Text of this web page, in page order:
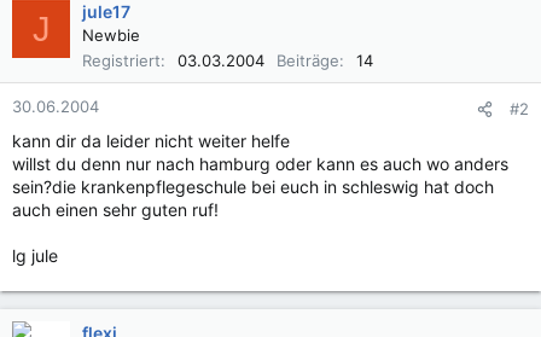
J jule17
Newbie
Registriert
03.03.2004 Beiträge 14
30.06.2004 #2
kann dir da leider nicht weiter helfe
willst du denn nur nach hamburg oder kann es auch wo anders
sein?die krankenpflegeschule bei euch in schleswig hat doch
auch einen sehr guten ruf!
lg jule
flexi